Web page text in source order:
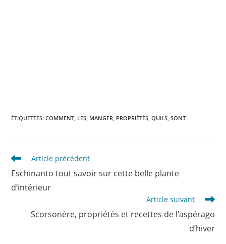
ÉTIQUETTES:COMMENT LES MANGER PROPRIÉTÉS QUILS SONT
Read
more
articles
Article précédent
Eschinanto tout savoir sur cette belle plante
d’intérieur
Article suivant
Scorsonère, propriétés et recettes de l’aspérago
d’hiver